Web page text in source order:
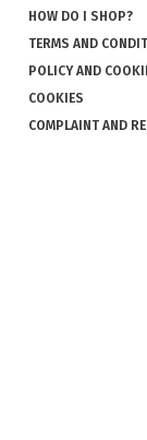
HOW DO I SHOP?
TERMS AND
POLICY AND
COOKIES
COMPLAINT AND